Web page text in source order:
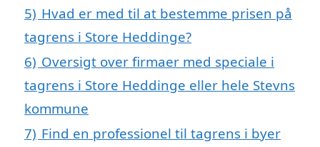
5) Hvad er med til at bestemme prisen på
tagrens i Store Heddinge?
6) Oversigt over firmaer med speciale i
tagrens i Store Heddinge eller hele Stevns
kommune
7) Find en professionel til tagrens i byer